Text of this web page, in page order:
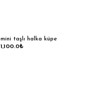
mini taşlı halka küpe
1,100.0₺